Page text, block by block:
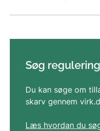
Søg
Du kan søge om
skarv gennem
Læs hvordan du